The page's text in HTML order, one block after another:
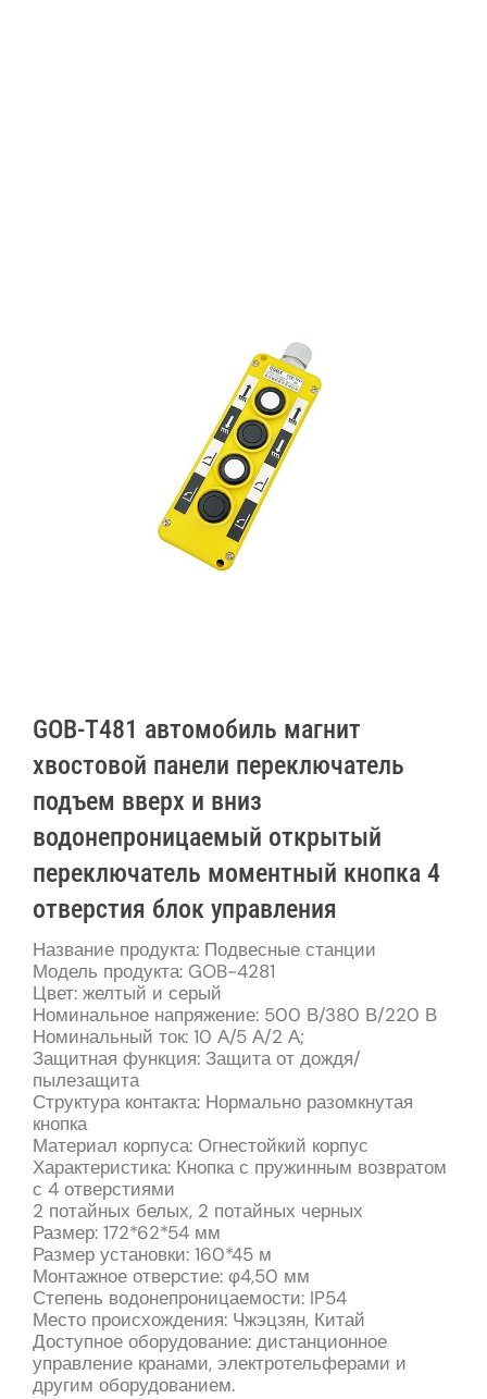
GOB-T481 автомобиль магнит
хвостовой панели переключатель
подъем вверх и вниз
водонепроницаемый открытый
переключатель моментный кнопка 4
отверстия блок управления
Название продукта: Подвесные станции
Модель продукта: GOB-4281
Цвет: желтый и серый
Номинальное напряжение: 500 В/380 В/220 В
Номинальный ток: 10 А/5 А/2 А;
Защитная функция: Защита от дождя/
пылезащита
Структура контакта: Нормально разомкнутая
кнопка
Материал корпуса: Огнестойкий корпус
Характеристика: Кнопка с пружинным возвратом
с 4 отверстиями
2 потайных белых, 2 потайных черных
Размер: 172*62*54 мм
Размер установки: 160*45 м
Монтажное отверстие: φ4,50 мм
Степень водонепроницаемости: IP54
Место происхождения: Чжэцзян, Китай
Доступное оборудование: дистанционное
управление кранами, электротельферами и
другим оборудованием.